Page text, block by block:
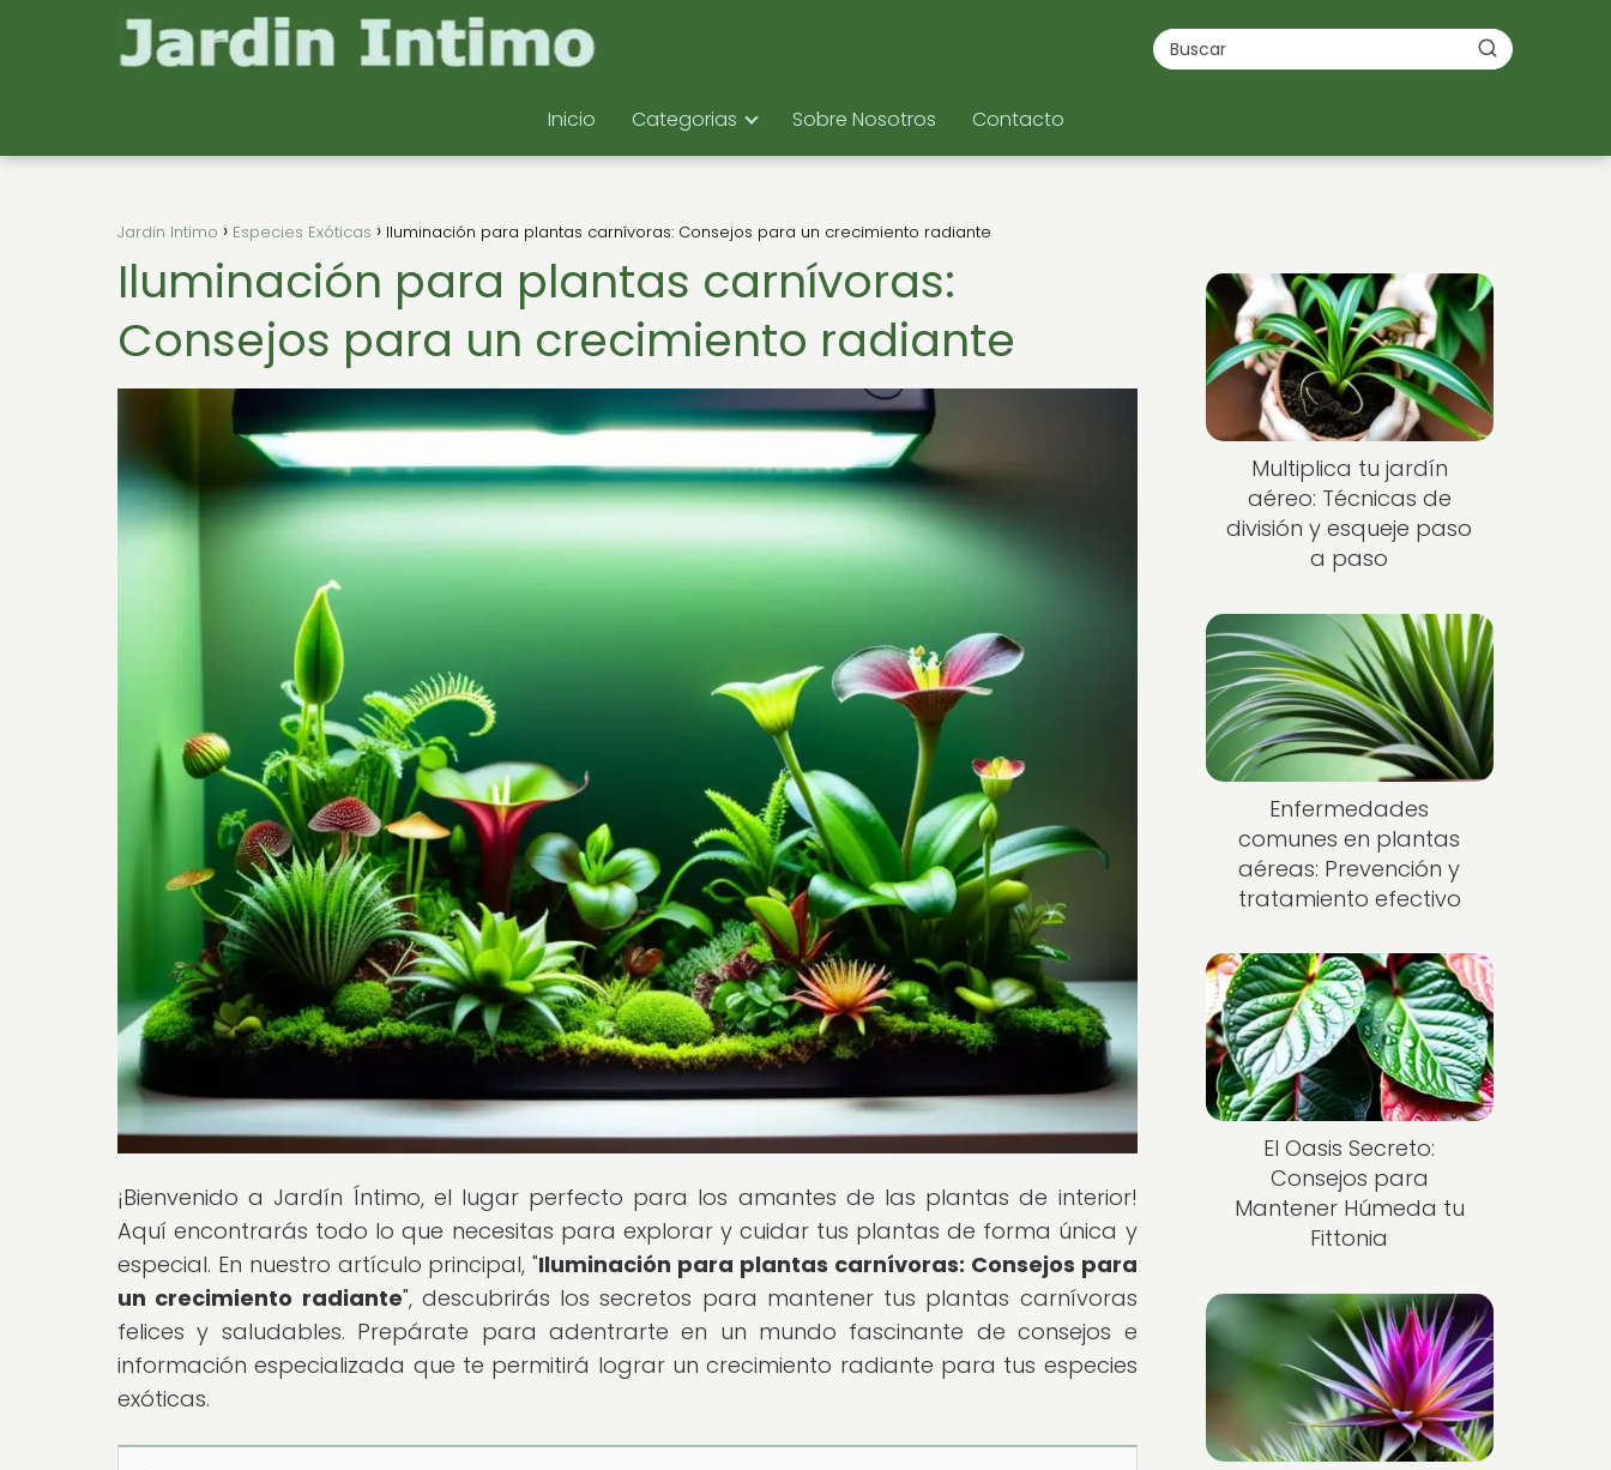
Inicio Categorias Sobre Nosotros Contacto
Jardin Intimo Especies Exóticas Iluminación para plantas carnívoras: Consejos para un crecimiento radiante
Iluminación para plantas carnívoras:
Consejos para un crecimiento radiante
¡Bienvenido a Jardín Íntimo, el lugar perfecto para los amantes de las plantas de interior!
Aquí encontrarás todo lo que necesitas para explorar y cuidar tus plantas de forma única y
especial. En nuestro artículo principal, "Iluminación para plantas carnívoras: Consejos para
un crecimiento radiante", descubrirás los secretos para mantener tus plantas carnívoras
felices y saludables. Prepárate para adentrarte en un mundo fascinante de consejos e
información especializada que te permitirá lograr un crecimiento radiante para tus especies
exóticas.
Multiplica tu jardín
aéreo: Técnicas de
división y esqueje paso
a paso
Enfermedades
comunes en plantas
aéreas: Prevención y
tratamiento efectivo
El Oasis Secreto:
Consejos para
Mantener Húmeda tu
Fittonia